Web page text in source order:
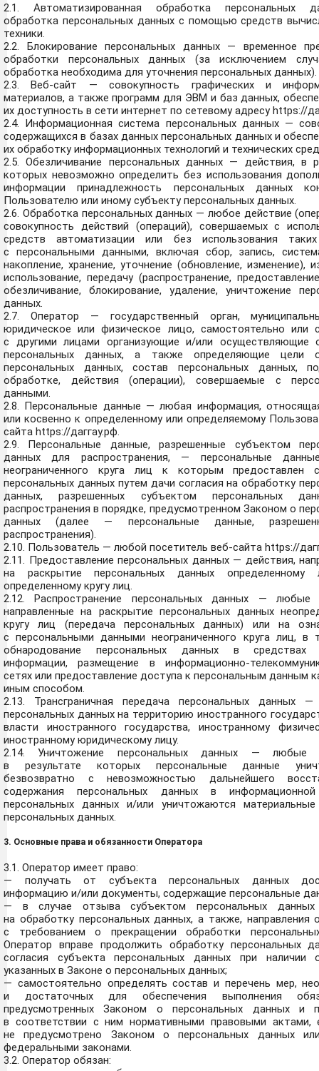
2.1. Автоматизированная обработка персональных
обработка персональных данных с помощью средств
техники.
2.2. Блокирование персональных данных — временное
обработки персональных данных (за исключением
обработка необходима для уточнения персональных данных).
2.3. Веб-сайт — совокупность графических и
материалов, а также программ для ЭВМ и баз данных,
их доступность в сети интернет по сетевому адресу https://
2.4. Информационная система персональных данных —
содержащихся в базах данных персональных данных и
их обработку информационных технологий и технических
2.5. Обезличивание персональных данных — действия, в
которых невозможно определить без использования
информации принадлежность персональных данных
Пользователю или иному субъекту персональных данных.
2.6. Обработка персональных данных — любое действие
совокупность действий (операций), совершаемых с
средств автоматизации или без использования
с персональными данными, включая сбор, запись,
накопление, хранение, уточнение (обновление, изменение),
использование, передачу (распространение,
обезличивание, блокирование, удаление, уничтожение
данных.
2.7. Оператор — государственный орган,
юридическое или физическое лицо, самостоятельно или
с другими лицами организующие и/или осуществляющие
персональных данных, а также определяющие цели
персональных данных, состав персональных данных,
обработке, действия (операции), совершаемые с
данными.
2.8. Персональные данные — любая информация,
или косвенно к определенному или определяемому
сайта https://даггау.рф.
2.9. Персональные данные, разрешенные субъектом
данных для распространения, — персональные
неограниченного круга лиц к которым предоставлен
персональных данных путем дачи согласия на обработку
данных, разрешенных субъектом персональных
распространения в порядке, предусмотренном Законом о
данных (далее — персональные данные,
распространения).
2.10. Пользователь — любой посетитель веб-сайта https://
2.11. Предоставление персональных данных — действия,
на раскрытие персональных данных определенному
определенному кругу лиц.
2.12. Распространение персональных данных — любые
направленные на раскрытие персональных данных
кругу лиц (передача персональных данных) или на
с персональными данными неограниченного круга лиц, в
обнародование персональных данных в средствах
информации, размещение в информационно-
сетях или предоставление доступа к персональным данным
иным способом.
2.13. Трансграничная передача персональных данных —
персональных данных на территорию иностранного
власти иностранного государства, иностранному
иностранному юридическому лицу.
2.14. Уничтожение персональных данных — любые
в результате которых персональные данные
безвозвратно с невозможностью дальнейшего
содержания персональных данных в
персональных данных и/или уничтожаются материальные
персональных данных.
3. Основные права и обязанности Оператора
3.1. Оператор имеет право:
— получать от субъекта персональных данных
информацию и/или документы, содержащие персональные
— в случае отзыва субъектом персональных данных
на обработку персональных данных, а также, направления
с требованием о прекращении обработки
Оператор вправе продолжить обработку персональных
согласия субъекта персональных данных при наличии
указанных в Законе о персональных данных;
— самостоятельно определять состав и перечень мер,
и достаточных для обеспечения выполнения
предусмотренных Законом о персональных данных и
в соответствии с ним нормативными правовыми актами,
не предусмотрено Законом о персональных данных
федеральными законами.
3.2. Оператор обязан: